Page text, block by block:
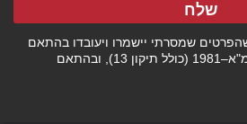
שמסרתי יישמרו ויעובדו בהתאם
לחוק הגנת הפרטיות, התשמ"א–1981 (כולל תיקון 13), ובהתאם
שלח